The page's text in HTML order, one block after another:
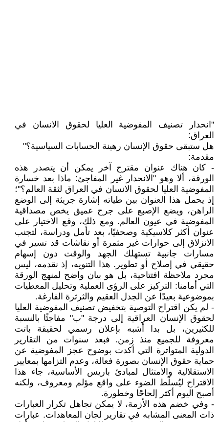
"انحدار تصنيف المفوضية العليا لحقوق الانسان في
العراق:
هل ستبقى حقوق الإنسان رهينة الحسابات السياسية؟"
مقدمة:
- كان هناك عنوان مقترح آخر يمكن أن يتصدر هذه
الورقة، ألا وهو "الانحدار غير المفاجئ: ماذا بعد خسارة
المفوضية العليا لحقوق الانسان في العراق لثقة العالم؟"؛
إذ يحمل هذا العنوان بين طياته إشارة جريئة إلى الوضع
الراهن، ويضع الإصبع على جرح عميق يخص مصداقية
المفوضية في عيون العالم. ومع ذلك، وقع الاختيار على
عنوان أكثر كلاسيكية وصحفيًا، بعد تأمل ودراسة، لتجنب
الانزلاق إلى حوارات غير مثمرة أو نقاشات قد تسير في
مسارات جانبية تستهلك الجهد والوقت دون إسهام
حقيقي في إصلاح أو تطوير. هذا التنويه، إذ نقدمه، ليس
مجرد ملاحظة افتتاحية، بل هو بيان واضح لمنهج الورقة
التي أمامنا: التركيز على الرؤى العملية وتحليل المعطيات
بموضوعية بعيدًا عن الجدل العقيم والثرثرة الفارغة.
- لم يكن اقتراح التوصية بتخفيض تصنيف المفوضية العليا
لحقوق الإنسان العراقية إلى درجة "ب" مفاجئًا بالنسبة
للكثيرين، بل بدا أشبه بإعلان رسمي لحقيقة باتت
معروفة للجميع منذ زمن. فبعد سنوات من التقارير
الدولية المتواترة التي أكدت بوضوح عجز المفوضية عن
حماية حقوق الإنسان بصورة فعالة، وعدم التزامها بمعايير
الاستقلالية والامتثال لمبادئ باريس الأساسية، جاء هذا
الاقتراح ليُسلّط الضوء على واقع مؤلم ومعروف، ولكنه
أصبح اليوم أكثر إلحاحًا وخطورة.
- وفي خضم هذه الأزمة، لا يمكن تجاهل تكرار العبارات
ذات المعنى المشابه في تقارير لجان المعاهدات. عبارات